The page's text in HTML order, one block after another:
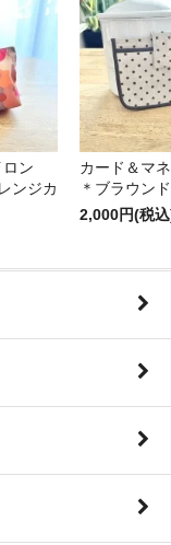
ン
ンジカ
カード＆マ
＊ブラウン
2,000円(税